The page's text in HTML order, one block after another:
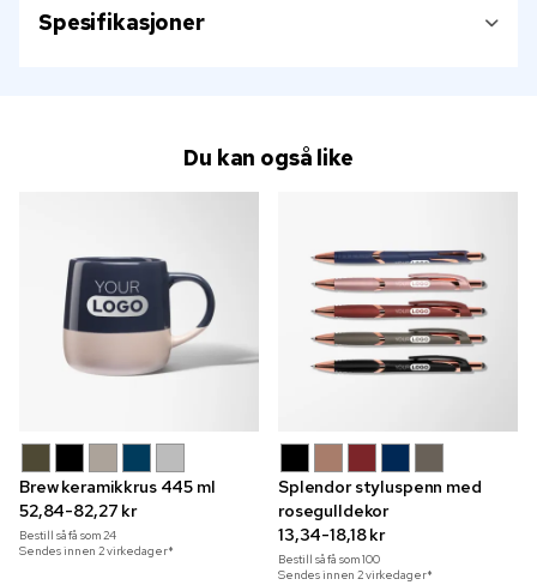
Spesifikasjoner
Du kan også like
Brew keramikkrus 445 ml
52,84-82,27 kr
Bestill så få som24
Sendes innen 2 virkedager*
Splendor styluspenn med
rosegulldekor
13,34-18,18 kr
Bestill så få som100
Sendes innen 2 virkedager*